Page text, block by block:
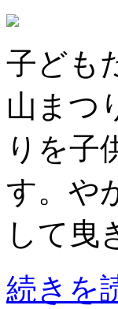
子ど
山まつ
りを子
す。や
して曳
続きを